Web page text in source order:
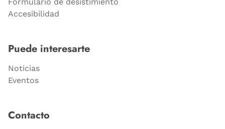
Accesibilidad
Puede interesarte
Noticias
Eventos
Contacto